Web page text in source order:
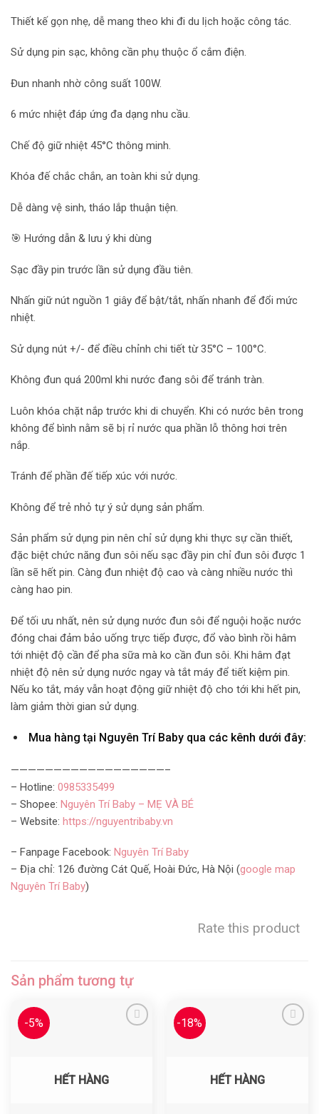
Thiết kế gọn nhẹ, dễ mang theo khi đi du lịch hoặc công tác.
Sử dụng pin sạc, không cần phụ thuộc ổ cắm điện.
Đun nhanh nhờ công suất 100W.
6 mức nhiệt đáp ứng đa dạng nhu cầu.
Chế độ giữ nhiệt 45°C thông minh.
Khóa đế chắc chắn, an toàn khi sử dụng.
Dễ dàng vệ sinh, tháo lắp thuận tiện.
🎯 Hướng dẫn & lưu ý khi dùng
Sạc đầy pin trước lần sử dụng đầu tiên.
Nhấn giữ nút nguồn 1 giây để bật/tắt, nhấn nhanh để đổi mức
nhiệt.
Sử dụng nút +/- để điều chỉnh chi tiết từ 35°C – 100°C.
Không đun quá 200ml khi nước đang sôi để tránh tràn.
Luôn khóa chặt nắp trước khi di chuyển. Khi có nước bên trong
không để bình nằm sẽ bị rỉ nước qua phần lỗ thông hơi trên
nắp.
Tránh để phần đế tiếp xúc với nước.
Không để trẻ nhỏ tự ý sử dụng sản phẩm.
Sản phẩm sử dụng pin nên chỉ sử dụng khi thực sự cần thiết,
đặc biệt chức năng đun sôi nếu sạc đầy pin chỉ đun sôi được 1
lần sẽ hết pin. Càng đun nhiệt độ cao và càng nhiều nước thì
càng hao pin.
Để tối ưu nhất, nên sử dụng nước đun sôi để nguội hoặc nước
đóng chai đảm bảo uống trực tiếp được, đổ vào bình rồi hâm
tới nhiệt độ cần để pha sữa mà ko cần đun sôi. Khi hâm đạt
nhiệt độ nên sử dụng nước ngay và tắt máy để tiết kiệm pin.
Nếu ko tắt, máy vẫn hoạt động giữ nhiệt độ cho tới khi hết pin,
làm giảm thời gian sử dụng.
Mua hàng tại Nguyên Trí Baby qua các kênh dưới đây:
——————————————————–
– Hotline: 0985335499
– Shopee: Nguyên Trí Baby – MẸ VÀ BÉ
– Website: https://nguyentribaby.vn
– Fanpage Facebook: Nguyên Trí Baby
– Địa chỉ: 126 đường Cát Quế, Hoài Đức, Hà Nội (google map
Nguyên Trí Baby)
Rate this product
Sản phẩm tương tự
-5%
HẾT HÀNG
-18%
HẾT HÀNG